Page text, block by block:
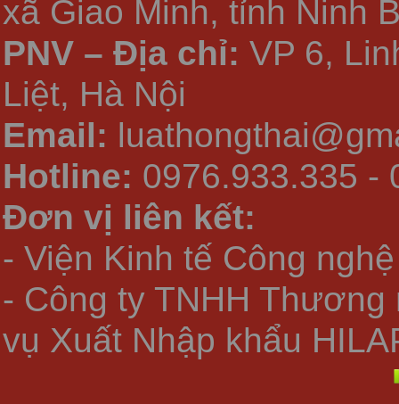
xã Giao Minh, tỉnh Ninh
PNV – Địa chỉ: VP 6,
Liệt, Hà Nội
Email:
Hotline: 0976.933.335 -
Đơn vị liên kết:
- Viện Kinh tế Công
- Công ty TNHH Thương
vụ Xuất Nhập khẩu